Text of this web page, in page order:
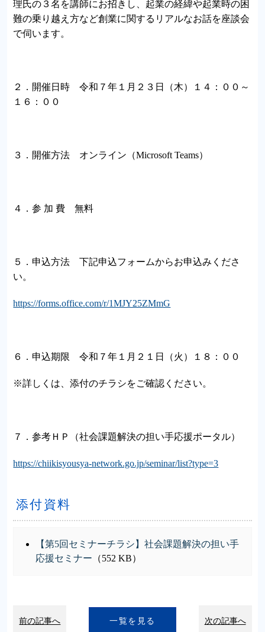
理氏の３名を講師にお招きし、起業の経緯や起業時の困
難の乗り越え方など創業に関するリアルなお話を座談会
で伺います。
２．開催日時 令和７年１月２３日（木）１４：００～
１６：００
３．開催方法 オンライン（Microsoft Teams）
４．参 加 費 無料
５．申込方法 下記申込フォームからお申込みくださ
い。
https://forms.office.com/r/1MJY25ZMmG
６．申込期限 令和７年１月２１日（火）１８：００
※詳しくは、添付のチラシをご確認ください。
７．参考ＨＰ（社会課題解決の担い手応援ポータル）
https://chiikisyousya-network.go.jp/seminar/list?type=3
添付資料
【第5回セミナーチラシ】社会課題解決の担い手
応援セミナー （552 KB）
前の記事へ 一覧を見る 次の記事へ